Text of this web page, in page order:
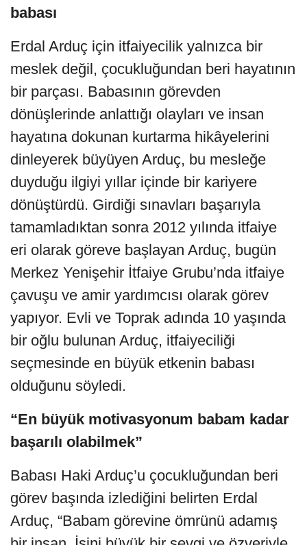
babası
Erdal Arduç için itfaiyecilik yalnızca bir
meslek değil, çocukluğundan beri hayatının
bir parçası. Babasının görevden
dönüşlerinde anlattığı olayları ve insan
hayatına dokunan kurtarma hikâyelerini
dinleyerek büyüyen Arduç, bu mesleğe
duyduğu ilgiyi yıllar içinde bir kariyere
dönüştürdü. Girdiği sınavları başarıyla
tamamladıktan sonra 2012 yılında itfaiye
eri olarak göreve başlayan Arduç, bugün
Merkez Yenişehir İtfaiye Grubu’nda itfaiye
çavuşu ve amir yardımcısı olarak görev
yapıyor. Evli ve Toprak adında 10 yaşında
bir oğlu bulunan Arduç, itfaiyeciliği
seçmesinde en büyük etkenin babası
olduğunu söyledi.
“En büyük motivasyonum babam kadar
başarılı olabilmek”
Babası Haki Arduç’u çocukluğundan beri
görev başında izlediğini belirten Erdal
Arduç, “Babam görevine ömrünü adamış